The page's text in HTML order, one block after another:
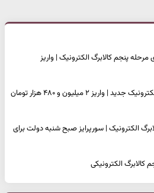
مرحله پنجم کالابرگ الکترونیک | واریز
غافلگیری دولت با طرح کالابرگ الکترونیک جدید | واریز ۲ میلیون و ۴۸۰ هزار تومان
000 تومان کالابرگ الکترونیک | سورپرایز صبح شنبه دولت برای
کالابرگ الکترونیکی